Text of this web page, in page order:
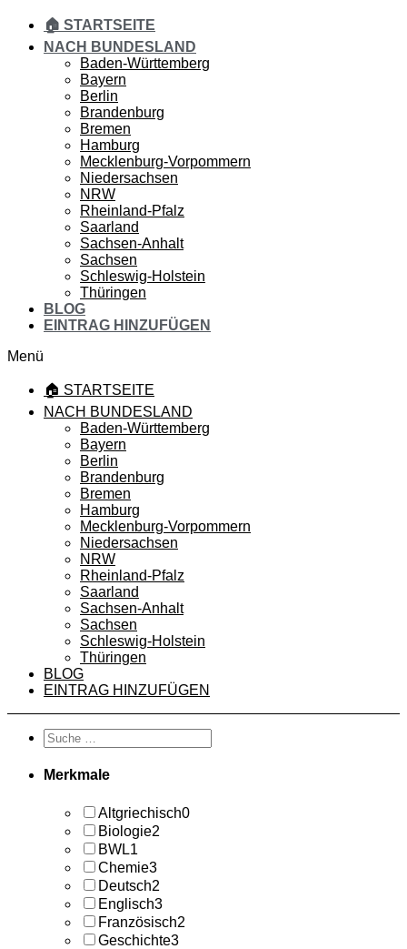
🏠 STARTSEITE
NACH BUNDESLAND
Baden-Württemberg
Bayern
Berlin
Brandenburg
Bremen
Hamburg
Mecklenburg-Vorpommern
Niedersachsen
NRW
Rheinland-Pfalz
Saarland
Sachsen-Anhalt
Sachsen
Schleswig-Holstein
Thüringen
BLOG
EINTRAG HINZUFÜGEN
Menü
🏠 STARTSEITE
NACH BUNDESLAND
Baden-Württemberg
Bayern
Berlin
Brandenburg
Bremen
Hamburg
Mecklenburg-Vorpommern
Niedersachsen
NRW
Rheinland-Pfalz
Saarland
Sachsen-Anhalt
Sachsen
Schleswig-Holstein
Thüringen
BLOG
EINTRAG HINZUFÜGEN
Merkmale
Altgriechisch0
Biologie2
BWL1
Chemie3
Deutsch2
Englisch3
Französisch2
Geschichte3